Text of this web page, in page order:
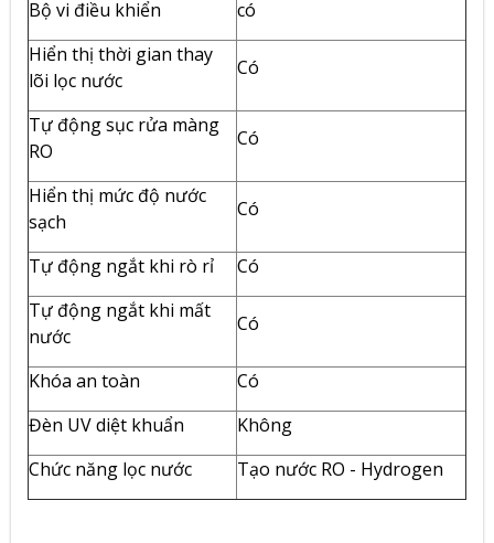
Bộ vi điều khiển
có
Hiển thị thời gian thay
lõi lọc nước
Có
Tự động sục rửa màng
RO
Có
Hiển thị mức độ nước
sạch
Có
Tự động ngắt khi rò rỉ
Có
Tự động ngắt khi mất
nước
Có
Khóa an toàn
Có
Đèn UV diệt khuẩn
Không
Chức năng lọc nước
Tạo nước RO - Hydrogen